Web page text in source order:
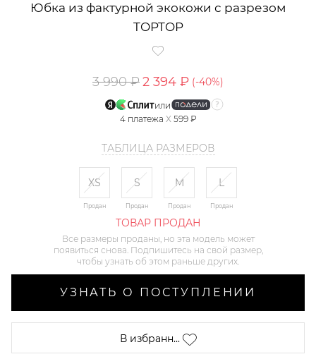
Юбка из фактурной экокожи с разрезом
TOPTOP
3 990 ₽2 394 ₽ (-40%)
или
4 платежа X 599 ₽
ТАБЛИЦА РАЗМЕРОВ
XS
Продан
S
Продан
M
Продан
L
Продан
ТОВАР ПРОДАН
Все размеры проданы, но эта модель может
появиться снова. Подпишитесь на свой размер,
чтобы узнать об этом раньше других.
УЗНАТЬ О ПОСТУПЛЕНИИ
В избранн...